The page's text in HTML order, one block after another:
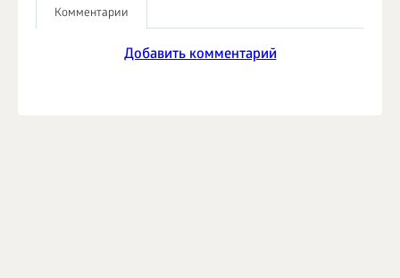
Комментарии
Добавить комментарий